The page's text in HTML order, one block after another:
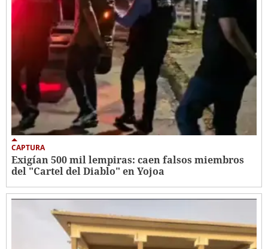
CAPTURA
Exigían 500 mil lempiras: caen falsos miembros
del "Cartel del Diablo" en Yojoa